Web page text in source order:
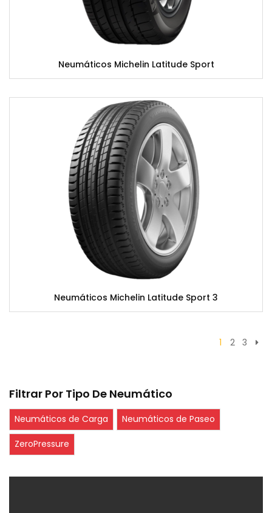
Filtrar Por Tipo De Neumático
Neumáticos de Carga Neumáticos de Paseo
ZeroPressure
Neumáticos Michelin Latitude Sport
Neumáticos Michelin Latitude Sport 3
1 2 3